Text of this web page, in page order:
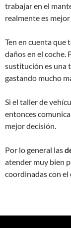
trabajar en el
realmente es
Ten en cuenta que
daños en el coche.
sustitución es una
gastando mucho
Si el taller de
entonces
mejor decisión.
Por lo general las
atender muy bien
coordinadas con el